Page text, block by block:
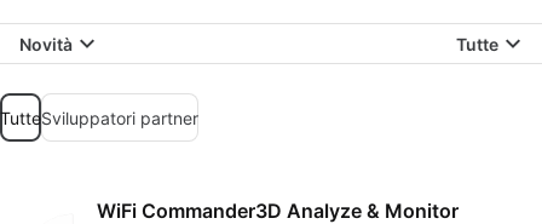
Novità Tutte
TutteSviluppatori partner
WiFi Commander3D Analyze & Monitor